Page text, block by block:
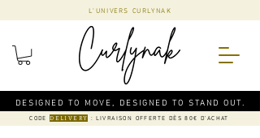
DESIGNED TO MOVE, DESIGNED TO STAND OUT.
L'UNIVERS CURLYNAK
CODEDELIVERY : LIVRAISON OFFERTE DÈS 80€ D'ACHAT